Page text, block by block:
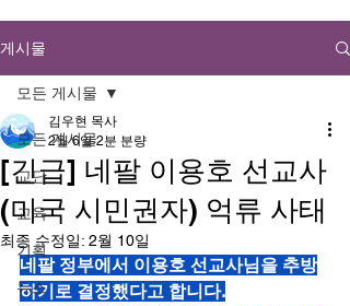
게시물
모든 게시물
교단
교육
기획
뉴스
모든 게시물
[긴급] 네팔 이용호 선교사
(미국 시민권자) 억류 사태
김우현 목사
2월 6일 2분 분량
최종 수정일: 2월 10일
네팔 정부에서 이용호 선교사님을 추방
하기로 결정했다고 합니다.